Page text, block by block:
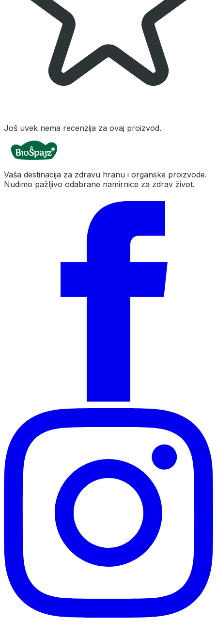
Još uvek nema recenzija za ovaj proizvod.
Vaša destinacija za zdravu hranu i organske proizvode.
Nudimo pažljivo odabrane namirnice za zdrav život.